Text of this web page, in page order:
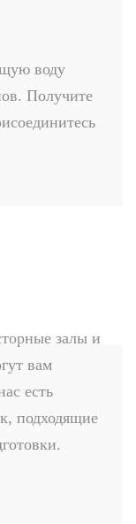
воду
Получите
залы и
вам
есть
подходящие